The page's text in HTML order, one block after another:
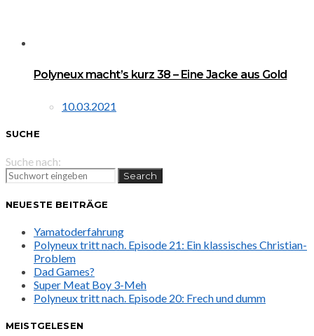
Polyneux macht’s kurz 38 – Eine Jacke aus Gold
10.03.2021
SUCHE
Suche nach:
Search
NEUESTE BEITRÄGE
Yamatoderfahrung
Polyneux tritt nach. Episode 21: Ein klassisches Christian-
Problem
Dad Games?
Super Meat Boy 3-Meh
Polyneux tritt nach. Episode 20: Frech und dumm
MEISTGELESEN